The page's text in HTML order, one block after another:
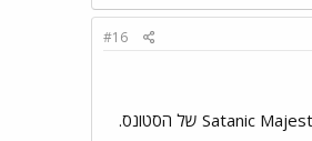
#16
הידועה גם כ”פדיחדליה” - הסתעפות חשובה של הפסיכדליה. ניתן למנות כמה אלבומי-מופת בתת-ז'אנר זה. למשל: Satanic Majesties Request של הסטונס.